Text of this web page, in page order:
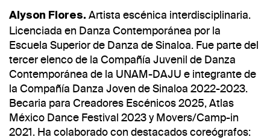
Alyson Flores. Artista escénica interdisciplinaria.
Licenciada en Danza Contemporánea por la
Escuela Superior de Danza de Sinaloa. Fue parte del
tercer elenco de la Compañía Juvenil de Danza
Contemporánea de la UNAM-DAJU e integrante de
la Compañía Danza Joven de Sinaloa 2022-2023.
Becaria para Creadores Escénicos 2025, Atlas
México Dance Festival 2023 y Movers/Camp-in
2021. Ha colaborado con destacados coreógrafos: